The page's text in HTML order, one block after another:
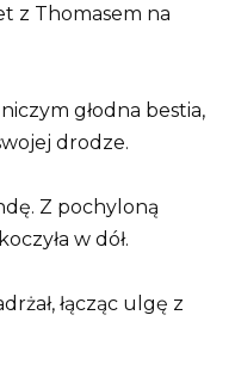
z Thomasem na
głodna bestia,
drodze.
Z pochyloną
w dół.
łącząc ulgę z